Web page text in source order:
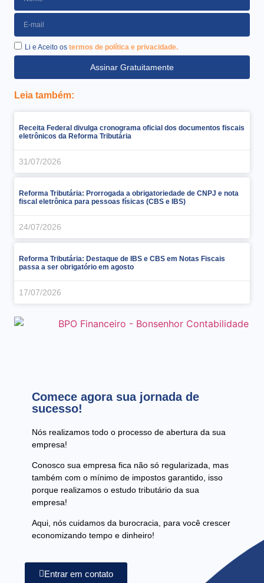
Li e Aceito os termos de política e privacidade.
Assinar Gratuitamente
Leia também:
Receita Federal divulga cronograma oficial dos documentos fiscais
eletrônicos da Reforma Tributária
31/07/2026
Reforma Tributária: Prorrogada a obrigatoriedade de CNPJ e nota
fiscal eletrônica para pessoas físicas (CBS e IBS)
24/07/2026
Reforma Tributária: Destaque de IBS e CBS em Notas Fiscais
passa a ser obrigatório em agosto
17/07/2026
Comece agora sua jornada de
sucesso!
Nós realizamos todo o processo de abertura da sua
empresa!
Conosco sua empresa fica não só regularizada, mas
também com o mínimo de impostos garantido, isso
porque realizamos o estudo tributário da sua
empresa!
Aqui, nós cuidamos da burocracia, para você crescer
economizando tempo e dinheiro!
Entrar em contato